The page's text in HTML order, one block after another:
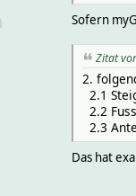
Sofern
Zitat
2.
2.1
2.2
2.3
Das hat